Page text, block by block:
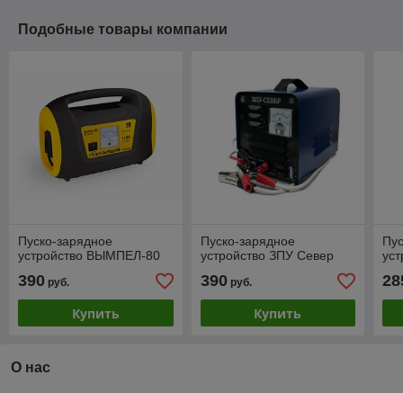
Подобные товары компании
Пуско-зарядное
устройство ВЫМПЕЛ-80
390 руб.
Купить
Пуско-зарядное
устройство ЗПУ Север
390руб.
Купить
О нас